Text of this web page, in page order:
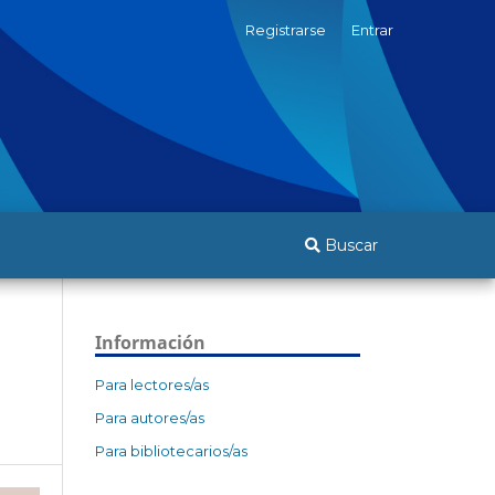
Buscar
Registrarse Entrar
Información
Para lectores/as
Para autores/as
Para bibliotecarios/as